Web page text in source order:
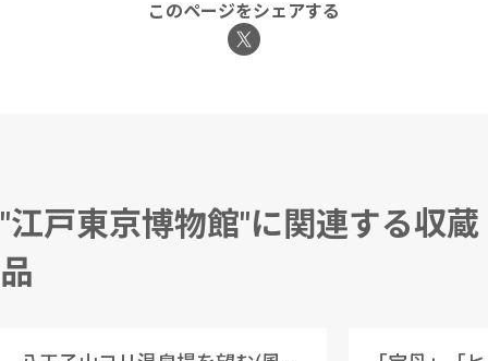
このページをシェアする
"江戸東京博物館"に関連する収蔵
品